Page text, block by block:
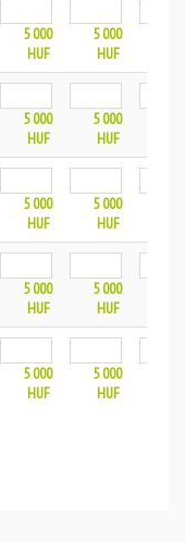
5 000
HUF
5 000
HUF
5 000
HUF
5 000
HUF
5 000
HUF
5 000
HUF
5 000
HUF
5 000
HUF
5 000
HUF
5 000
HUF